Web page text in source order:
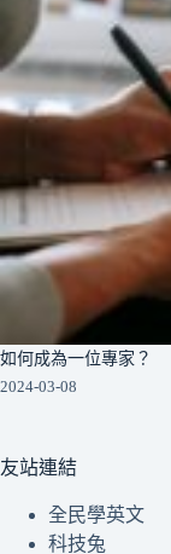
如何成為一位專家？
2024-03-08
友站連結
全民學英文
科技兔